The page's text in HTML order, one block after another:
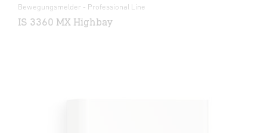
Bewegungsmelder - Professional Line
IS 3360 MX Highbay